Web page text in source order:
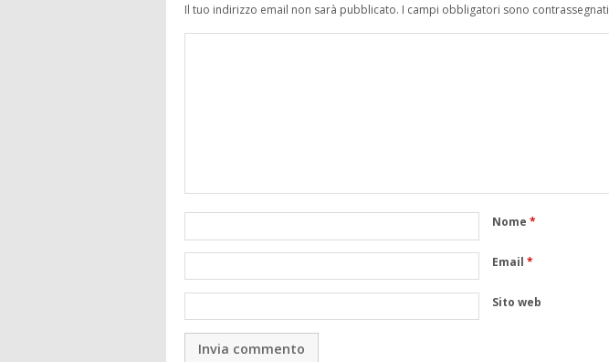
Il tuo indirizzo email non sarà pubblicato. I campi obbligatori sono contrassegnati
Nome *
Email *
Sito web